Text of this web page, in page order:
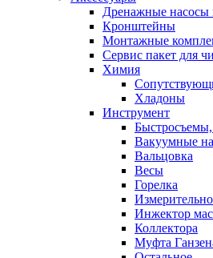
Дренажные
Кронштейны
Монтажные
Сервис пакет для
Химия
Хладоны
Инструмент
Вакуумные
Вальцовка
Весы
Горелка
Инжектор
Коллектора
Муфта